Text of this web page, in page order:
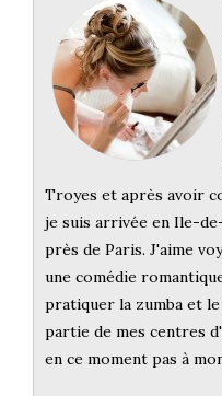
Troyes et après avoir
je suis arrivée en Ile-
près de Paris. J'aime
une comédie
pratiquer la zumba et
partie de mes centres
en ce moment pas à